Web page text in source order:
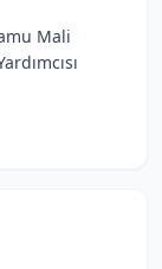
Mali